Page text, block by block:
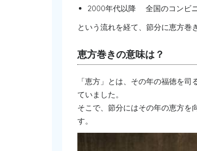
2000年代以降 全国のコンビニ
という流れを経て、節分に恵方巻
恵方巻きの意味は？
「恵方」とは、その年の福徳を
ていました。
そこで、節分にはその年の恵方を
す。